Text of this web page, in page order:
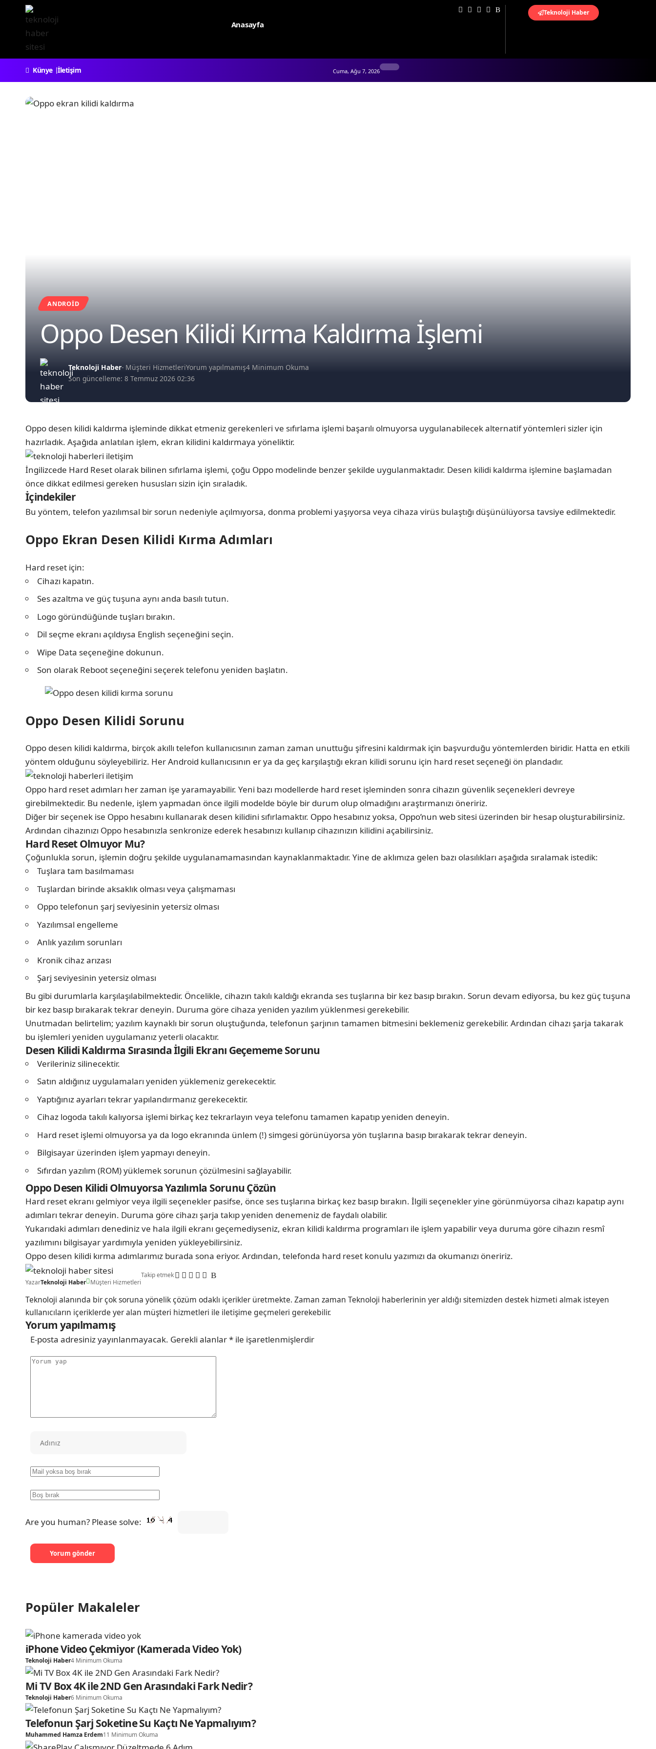
Anasayfa
Teknoloji Haber
Künye İletişim Cuma, Ağu 7, 2026
ANDROID
Oppo Desen Kilidi Kırma Kaldırma İşlemi
Son güncelleme: 8 Temmuz 2026 02:36
Teknoloji Haber- Müşteri HizmetleriYorum yapılmamış4 Minimum Okuma
Oppo desen kilidi kaldırma işleminde dikkat etmeniz gerekenleri ve sıfırlama işlemi başarılı olmuyorsa uygulanabilecek alternatif yöntemleri sizler için
hazırladık. Aşağıda anlatılan işlem, ekran kilidini kaldırmaya yöneliktir.
İngilizcede Hard Reset olarak bilinen sıfırlama işlemi, çoğu Oppo modelinde benzer şekilde uygulanmaktadır. Desen kilidi kaldırma işlemine başlamadan
önce dikkat edilmesi gereken hususları sizin için sıraladık.
İçindekiler
Bu yöntem, telefon yazılımsal bir sorun nedeniyle açılmıyorsa, donma problemi yaşıyorsa veya cihaza virüs bulaştığı düşünülüyorsa tavsiye edilmektedir.
Oppo Ekran Desen Kilidi Kırma Adımları
Hard reset için:
Cihazı kapatın.
Ses azaltma ve güç tuşuna aynı anda basılı tutun.
Logo göründüğünde tuşları bırakın.
Dil seçme ekranı açıldıysa English seçeneğini seçin.
Wipe Data seçeneğine dokunun.
Son olarak Reboot seçeneğini seçerek telefonu yeniden başlatın.
Oppo Desen Kilidi Sorunu
Oppo desen kilidi kaldırma, birçok akıllı telefon kullanıcısının zaman zaman unuttuğu şifresini kaldırmak için başvurduğu yöntemlerden biridir. Hatta en etkili
yöntem olduğunu söyleyebiliriz. Her Android kullanıcısının er ya da geç karşılaştığı ekran kilidi sorunu için hard reset seçeneği ön plandadır.
Oppo hard reset adımları her zaman işe yaramayabilir. Yeni bazı modellerde hard reset işleminden sonra cihazın güvenlik seçenekleri devreye
girebilmektedir. Bu nedenle, işlem yapmadan önce ilgili modelde böyle bir durum olup olmadığını araştırmanızı öneririz.
Diğer bir seçenek ise Oppo hesabını kullanarak desen kilidini sıfırlamaktır. Oppo hesabınız yoksa, Oppo’nun web sitesi üzerinden bir hesap oluşturabilirsiniz.
Ardından cihazınızı Oppo hesabınızla senkronize ederek hesabınızı kullanıp cihazınızın kilidini açabilirsiniz.
Hard Reset Olmuyor Mu?
Çoğunlukla sorun, işlemin doğru şekilde uygulanamamasından kaynaklanmaktadır. Yine de aklımıza gelen bazı olasılıkları aşağıda sıralamak istedik:
Tuşlara tam basılmaması
Tuşlardan birinde aksaklık olması veya çalışmaması
Oppo telefonun şarj seviyesinin yetersiz olması
Yazılımsal engelleme
Anlık yazılım sorunları
Kronik cihaz arızası
Şarj seviyesinin yetersiz olması
Bu gibi durumlarla karşılaşılabilmektedir. Öncelikle, cihazın takılı kaldığı ekranda ses tuşlarına bir kez basıp bırakın. Sorun devam ediyorsa, bu kez güç tuşuna
bir kez basıp bırakarak tekrar deneyin. Duruma göre cihaza yeniden yazılım yüklenmesi gerekebilir.
Unutmadan belirtelim; yazılım kaynaklı bir sorun oluştuğunda, telefonun şarjının tamamen bitmesini beklemeniz gerekebilir. Ardından cihazı şarja takarak
bu işlemleri yeniden uygulamanız yeterli olacaktır.
Desen Kilidi Kaldırma Sırasında İlgili Ekranı Geçememe Sorunu
Verileriniz silinecektir.
Satın aldığınız uygulamaları yeniden yüklemeniz gerekecektir.
Yaptığınız ayarları tekrar yapılandırmanız gerekecektir.
Cihaz logoda takılı kalıyorsa işlemi birkaç kez tekrarlayın veya telefonu tamamen kapatıp yeniden deneyin.
Hard reset işlemi olmuyorsa ya da logo ekranında ünlem (!) simgesi görünüyorsa yön tuşlarına basıp bırakarak tekrar deneyin.
Bilgisayar üzerinden işlem yapmayı deneyin.
Sıfırdan yazılım (ROM) yüklemek sorunun çözülmesini sağlayabilir.
Oppo Desen Kilidi Olmuyorsa Yazılımla Sorunu Çözün
Hard reset ekranı gelmiyor veya ilgili seçenekler pasifse, önce ses tuşlarına birkaç kez basıp bırakın. İlgili seçenekler yine görünmüyorsa cihazı kapatıp aynı
adımları tekrar deneyin. Duruma göre cihazı şarja takıp yeniden denemeniz de faydalı olabilir.
Yukarıdaki adımları denediniz ve hala ilgili ekranı geçemediyseniz, ekran kilidi kaldırma programları ile işlem yapabilir veya duruma göre cihazın resmî
yazılımını bilgisayar yardımıyla yeniden yükleyebilirsiniz.
Oppo desen kilidi kırma adımlarımız burada sona eriyor. Ardından, telefonda hard reset konulu yazımızı da okumanızı öneririz.
YazarTeknoloji Haber Müşteri Hizmetleri
Takip etmek
Teknoloji alanında bir çok soruna yönelik çözüm odaklı içerikler üretmekte. Zaman zaman Teknoloji haberlerinin yer aldığı sitemizden destek hizmeti almak isteyen
kullanıcıların içeriklerde yer alan müşteri hizmetleri ile iletişime geçmeleri gerekebilir.
Yorum yapılmamış
E-posta adresiniz yayınlanmayacak. Gerekli alanlar* ile işaretlenmişlerdir
Are you human? Please solve:
Popüler Makaleler
iPhone Video Çekmiyor (Kamerada Video Yok)
Teknoloji Haber4 Minimum Okuma
Mi TV Box 4K ile 2ND Gen Arasındaki Fark Nedir?
Teknoloji Haber6 Minimum Okuma
Telefonun Şarj Soketine Su Kaçtı Ne Yapmalıyım?
Muhammed Hamza Erdem11 Minimum Okuma